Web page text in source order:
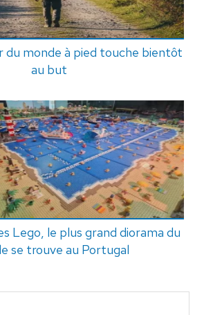
du monde à pied touche bientôt
au but
Lego, le plus grand diorama du
se trouve au Portugal